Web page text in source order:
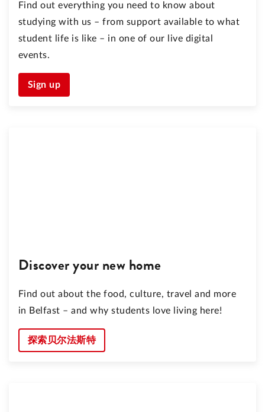
Find out everything you need to know about
studying with us – from support available to what
student life is like – in one of our live digital
events.
Sign up
Discover your new home
Find out about the food, culture, travel and more
in Belfast – and why students love living here!
探索贝尔法斯特